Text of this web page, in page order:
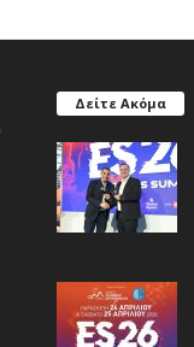
Δείτε Ακόμα